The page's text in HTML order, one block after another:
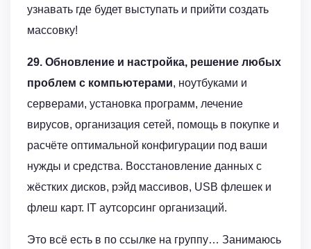
узнавать где будет выступать и прийти создать
массовку!
29. Обновление и настройка, решение любых
проблем с компьютерами, ноутбуками и
серверами, установка программ, лечение
вирусов, организация сетей, помощь в покупке и
расчёте оптимальной конфигурации под ваши
нужды и средства. Восстановление данных с
жёстких дисков, рэйд массивов, USB флешек и
флеш карт. IT аутсорсинг организаций.
Это всё есть в по ссылке на группу… Занимаюсь